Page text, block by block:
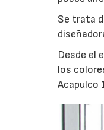
Se trata
Desde el
los
Acapulco